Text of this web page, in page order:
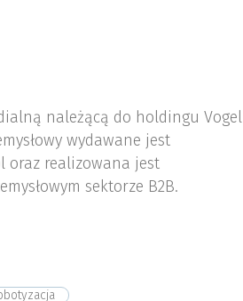
należącą do holdingu Vogel
wydawane jest
oraz realizowana jest
sektorze B2B.